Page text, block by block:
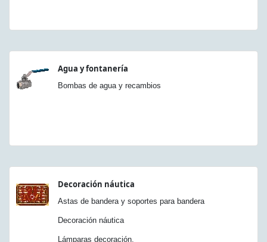
Agua y fontanería
Bombas de agua y recambios
Decoración náutica
Astas de bandera y soportes para bandera
Decoración náutica
Lámparas decoración.